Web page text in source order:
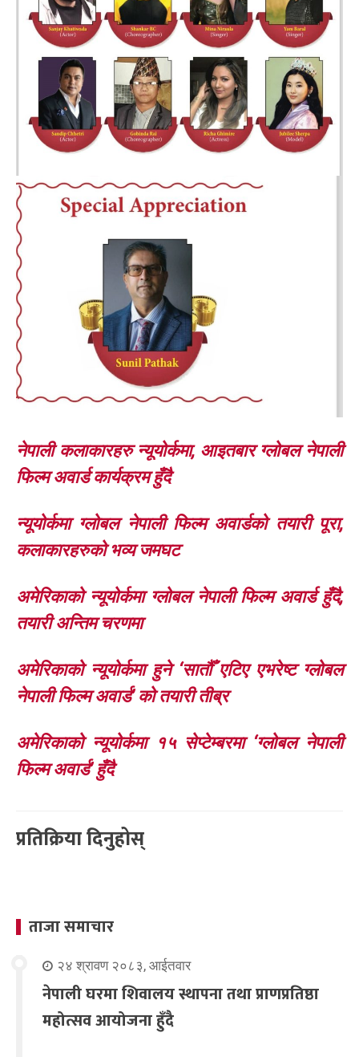
नेपाली कलाकारहरु न्यूयोर्कमा, आइतबार ग्लोबल नेपाली
फिल्म अवार्ड कार्यक्रम हुँदै
न्यूयोर्कमा ग्लोबल नेपाली फिल्म अवार्डको तयारी पूरा,
कलाकारहरुको भव्य जमघट
अमेरिकाको न्यूयोर्कमा ग्लोबल नेपाली फिल्म अवार्ड हुँदै,
तयारी अन्तिम चरणमा
अमेरिकाको न्यूयोर्कमा हुने ‘सातौँ एटिए एभरेष्ट ग्लोबल
नेपाली फिल्म अवार्ड’ को तयारी तीब्र
अमेरिकाको न्यूयोर्कमा १५ सेप्टेम्बरमा ‘ग्लोबल नेपाली
फिल्म अवार्ड’ हुँदै
प्रतिक्रिया दिनुहोस्
ताजा समाचार
२४ श्रावण २०८३, आईतवार
नेपाली घरमा शिवालय स्थापना तथा प्राणप्रतिष्ठा
महोत्सव आयोजना हुँदै